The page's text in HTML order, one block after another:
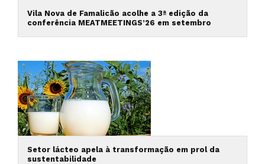
Vila Nova de Famalicão acolhe a 3ª edição da
conferência MEATMEETINGS’26 em setembro
Setor lácteo apela à transformação em prol da
sustentabilidade